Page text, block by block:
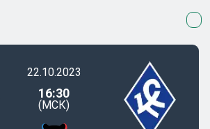
22.10.2023
16:30
(МСК)